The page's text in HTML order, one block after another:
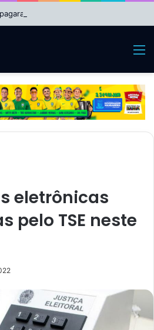
eletrônicas
pelo TSE neste